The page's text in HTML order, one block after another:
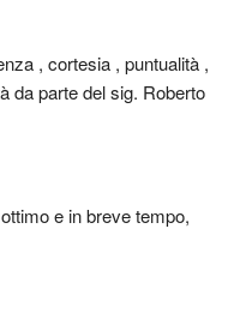
, cortesia , puntualità ,
da parte del sig. Roberto
e in breve tempo,